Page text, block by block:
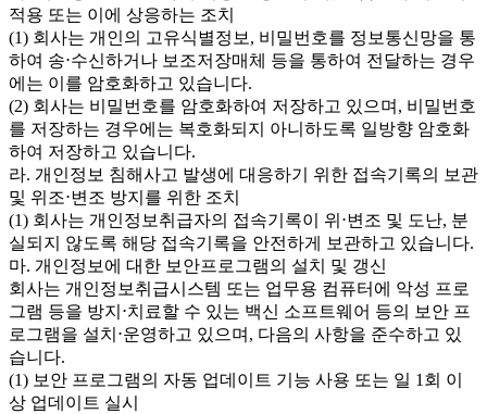
적용 또는 이에 상응하는 조치
(1) 회사는 개인의 고유식별정보, 비밀번호를 정보통신망을 통
하여 송⋅수신하거나 보조저장매체 등을 통하여 전달하는 경우
에는 이를 암호화하고 있습니다.
(2) 회사는 비밀번호를 암호화하여 저장하고 있으며, 비밀번호
를 저장하는 경우에는 복호화되지 아니하도록 일방향 암호화
하여 저장하고 있습니다.
라. 개인정보 침해사고 발생에 대응하기 위한 접속기록의 보관
및 위조⋅변조 방지를 위한 조치
(1) 회사는 개인정보취급자의 접속기록이 위⋅변조 및 도난, 분
실되지 않도록 해당 접속기록을 안전하게 보관하고 있습니다.
마. 개인정보에 대한 보안프로그램의 설치 및 갱신
회사는 개인정보취급시스템 또는 업무용 컴퓨터에 악성 프로
그램 등을 방지⋅치료할 수 있는 백신 소프트웨어 등의 보안 프
로그램을 설치⋅운영하고 있으며, 다음의 사항을 준수하고 있
습니다.
(1) 보안 프로그램의 자동 업데이트 기능 사용 또는 일 1회 이
상 업데이트 실시